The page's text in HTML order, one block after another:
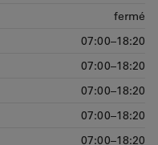
fermé
07:00–18:20
07:00–18:20
07:00–18:20
07:00–18:20
07:00–18:20